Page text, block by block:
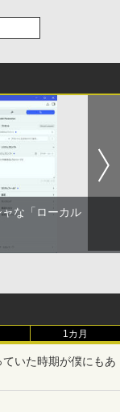
ト
写真集 果実の歩幅
版】AOKIMI ワイヤ
ヤホン V12 小型
最大36時間再生 ぶ
ENCノイズキャン
Type-C充電 マイク
整 スポーツ/通勤/通
Buds 8 Lite ワイヤ
5.4 ノイズキャンセ
ミリリットル (Sm
レス 2L×9本
茶 from 爽健美茶 ラ
クロ版 39 (ジャンプ
たり 9巻 (デジタル
ス)
ャな「ローカル
1カ月
いた時期が僕にもあ